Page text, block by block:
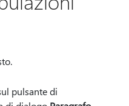
pulsante di